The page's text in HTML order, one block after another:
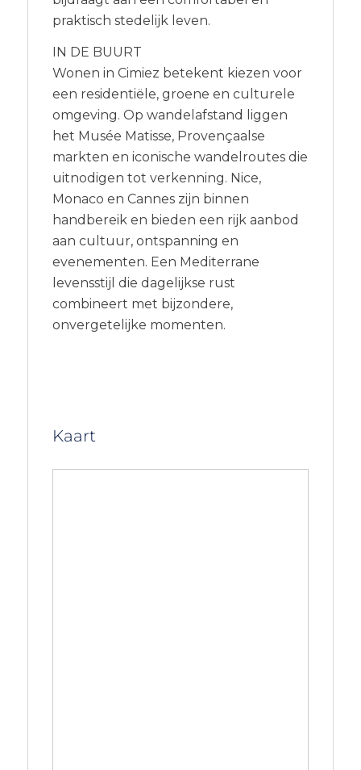
praktisch stedelijk leven.
IN DE BUURT
Wonen in Cimiez betekent kiezen voor
een residentiële, groene en culturele
omgeving. Op wandelafstand liggen
het Musée Matisse, Provençaalse
markten en iconische wandelroutes die
uitnodigen tot verkenning. Nice,
Monaco en Cannes zijn binnen
handbereik en bieden een rijk aanbod
aan cultuur, ontspanning en
evenementen. Een Mediterrane
levensstijl die dagelijkse rust
combineert met bijzondere,
onvergetelijke momenten.
Kaart